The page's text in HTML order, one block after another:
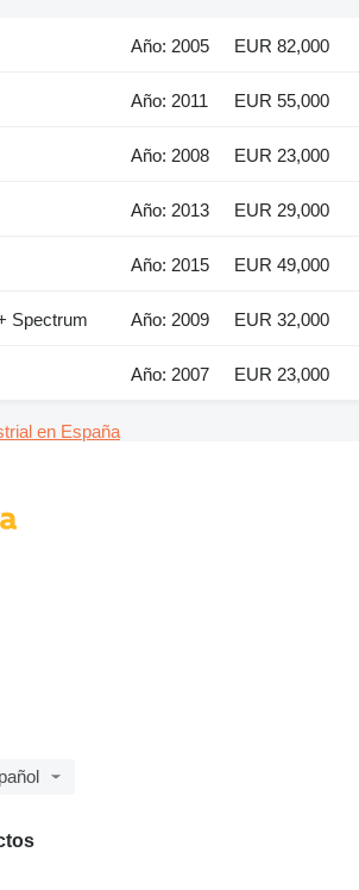
Año: 2005 EUR 82,000
Año: 2011 EUR 55,000
Año: 2008 EUR 23,000
Año: 2013 EUR 29,000
Año: 2015 EUR 49,000
Spectrum Año: 2009 EUR 32,000
Año: 2007
EUR 23,000
en España